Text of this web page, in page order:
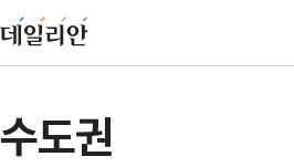
수도권